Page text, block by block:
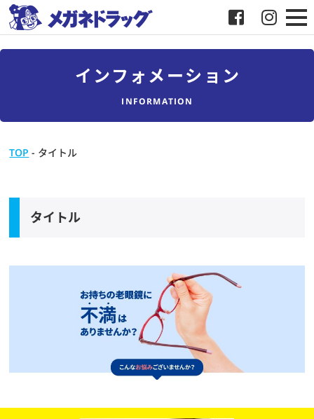
メガネドラッグについて
スタッフブログ
インフォメーション
INFORMATION
TOP - タイトル
タイトル